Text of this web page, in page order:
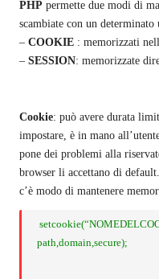
PHP permette due modi di
scambiate con un determinato
– COOKIE : memorizzati
– SESSION: memorizzate
Cookie: può avere durata
impostare, è in mano
pone dei problemi alla
browser li accettano di
c’è modo di mantenere
path,domain,secure);